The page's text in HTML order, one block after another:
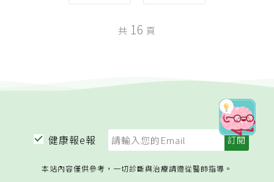
共 16 頁
健康報e報
本站內容僅供參考，一切診斷與治療請遵從醫師指導。